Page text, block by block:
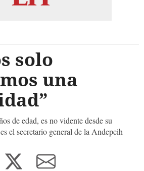
solo
una
de edad, es no vidente desde su
el secretario general de la Andepcih